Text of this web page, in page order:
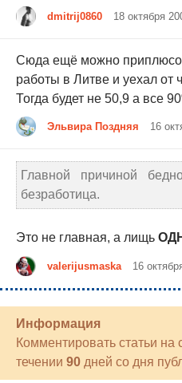
dmitrij0860 18 октября
Сюда ещё можно
работы в Литве и уехал от
Тогда будет не 50,9 а все
Эльвира Поздняя 16
Главной причиной
безработица.
Это не главная, а лищь
valerijusmaska 16
Информация
Комментировать статьи на
течении 90 дней со дня